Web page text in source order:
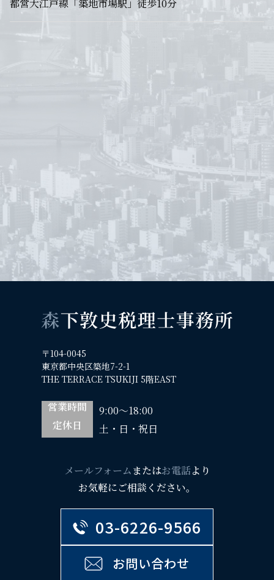
都営大江戸線「築地市場駅」徒歩10分
〒104-0045
東京都中央区築地7-2-1
THE TERRACE TSUKIJI 5階EAST
営業時間
9:00～18:00
定休日
土・日・祝日
メールフォームまたはお電話より
お気軽にご相談ください。
03-6226-9566
お問い合わせ